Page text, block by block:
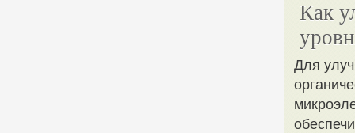
Как
Для